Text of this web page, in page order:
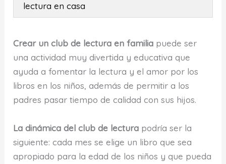
lectura en casa
Crear un club de lectura en familia puede ser
una actividad muy divertida y educativa que
ayuda a fomentar la lectura y el amor por los
libros en los niños, además de permitir a los
padres pasar tiempo de calidad con sus hijos.
La dinámica del club de lectura podría ser la
siguiente: cada mes se elige un libro que sea
apropiado para la edad de los niños y que pueda